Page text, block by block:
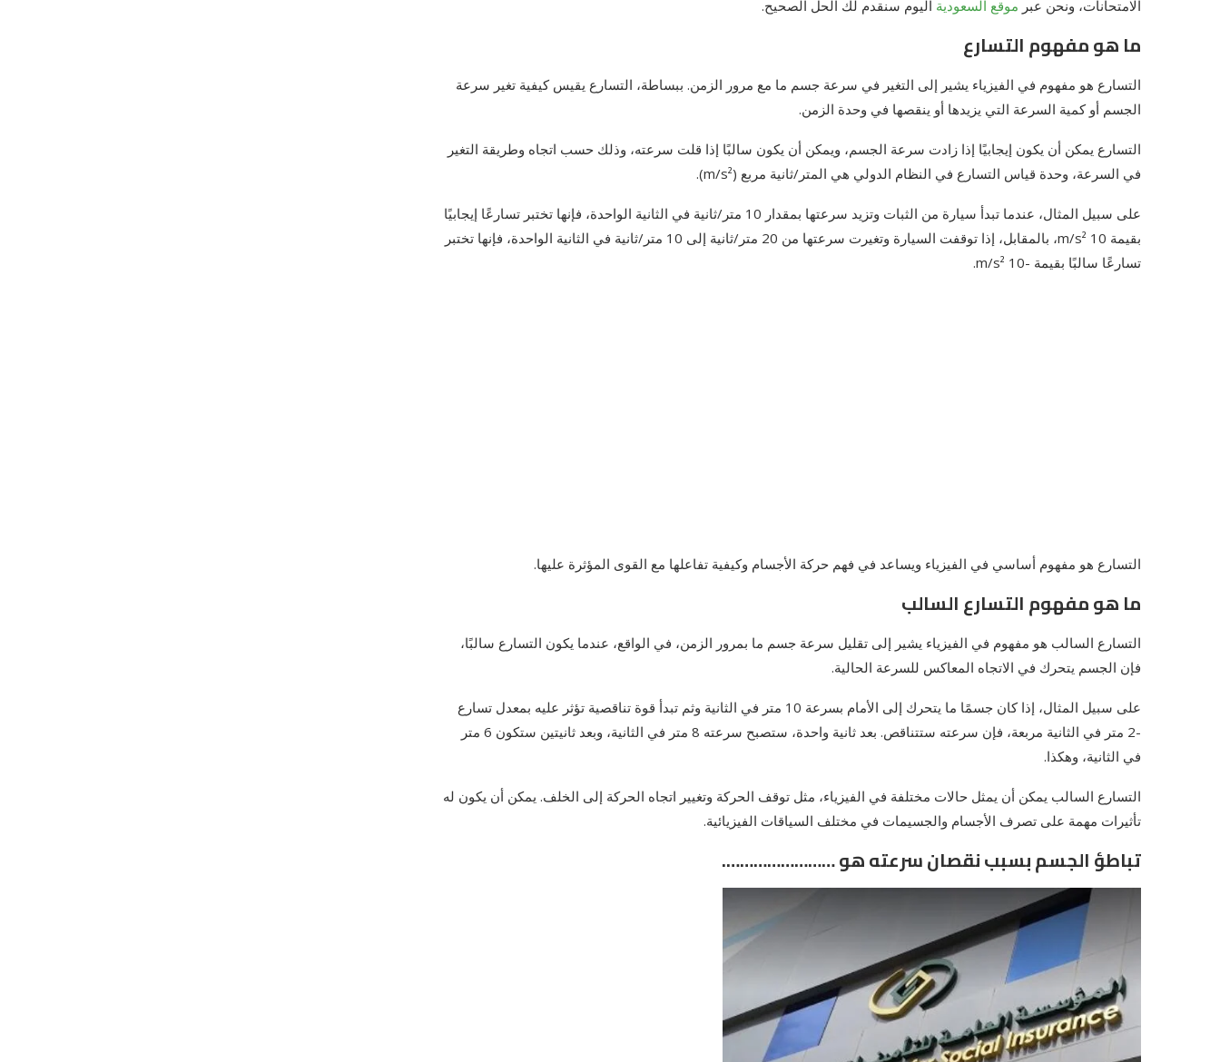
الامتحانات، ونحن عبر موقع السعودية اليوم سنقدم لك الحل الصحيح.
ما هو مفهوم التسارع
التسارع هو مفهوم في الفيزياء يشير إلى التغير في سرعة جسم ما مع مرور الزمن. ببساطة، التسارع يقيس كيفية تغير سرعة
الجسم أو كمية السرعة التي يزيدها أو ينقصها في وحدة الزمن.
التسارع يمكن أن يكون إيجابيًا إذا زادت سرعة الجسم، ويمكن أن يكون سالبًا إذا قلت سرعته، وذلك حسب اتجاه وطريقة التغير
في السرعة، وحدة قياس التسارع في النظام الدولي هي المتر/ثانية مربع (m/s²).
على سبيل المثال، عندما تبدأ سيارة من الثبات وتزيد سرعتها بمقدار 10 متر/ثانية في الثانية الواحدة، فإنها تختبر تسارعًا إيجابيًا
بقيمة 10 m/s²، بالمقابل، إذا توقفت السيارة وتغيرت سرعتها من 20 متر/ثانية إلى 10 متر/ثانية في الثانية الواحدة، فإنها تختبر
تسارعًا سالبًا بقيمة -10 m/s².
التسارع هو مفهوم أساسي في الفيزياء ويساعد في فهم حركة الأجسام وكيفية تفاعلها مع القوى المؤثرة عليها.
ما هو مفهوم التسارع السالب
التسارع السالب هو مفهوم في الفيزياء يشير إلى تقليل سرعة جسم ما بمرور الزمن، في الواقع، عندما يكون التسارع سالبًا،
فإن الجسم يتحرك في الاتجاه المعاكس للسرعة الحالية.
على سبيل المثال، إذا كان جسمًا ما يتحرك إلى الأمام بسرعة 10 متر في الثانية وثم تبدأ قوة تناقصية تؤثر عليه بمعدل تسارع
-2 متر في الثانية مربعة، فإن سرعته ستتناقص. بعد ثانية واحدة، ستصبح سرعته 8 متر في الثانية، وبعد ثانيتين ستكون 6 متر
في الثانية، وهكذا.
التسارع السالب يمكن أن يمثل حالات مختلفة في الفيزياء، مثل توقف الحركة وتغيير اتجاه الحركة إلى الخلف. يمكن أن يكون له
تأثيرات مهمة على تصرف الأجسام والجسيمات في مختلف السياقات الفيزيائية.
تباطؤ الجسم بسبب نقصان سرعته هو …………………….